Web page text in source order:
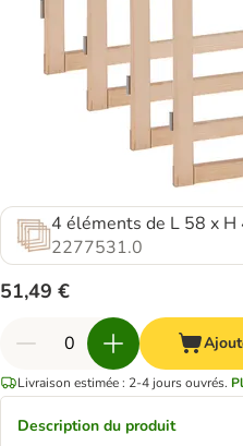
4 éléments de L 58 x H
2277531.0
51,49 €
Livraison estimée : 2-4 jours ouvrés.
Description du produit